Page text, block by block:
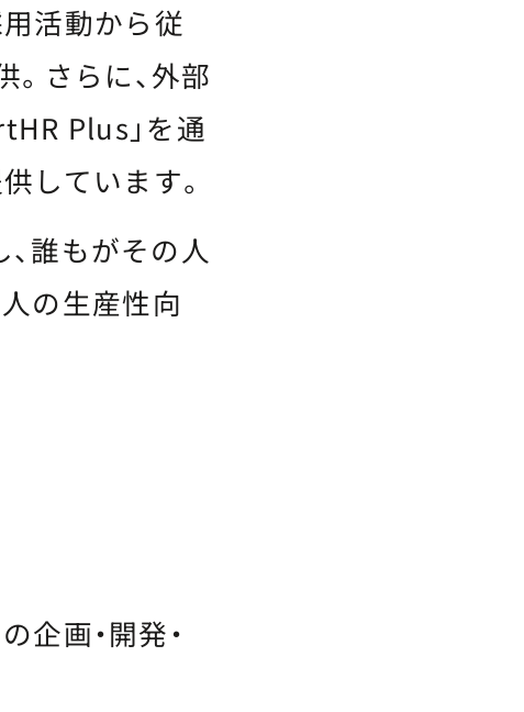
活動から従
さらに、外部
Plus」を通
しています。
誰もがその人
の生産性向
企画・開発・